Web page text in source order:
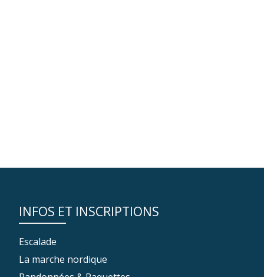
INFOS ET INSCRIPTIONS
Escalade
La marche nordique